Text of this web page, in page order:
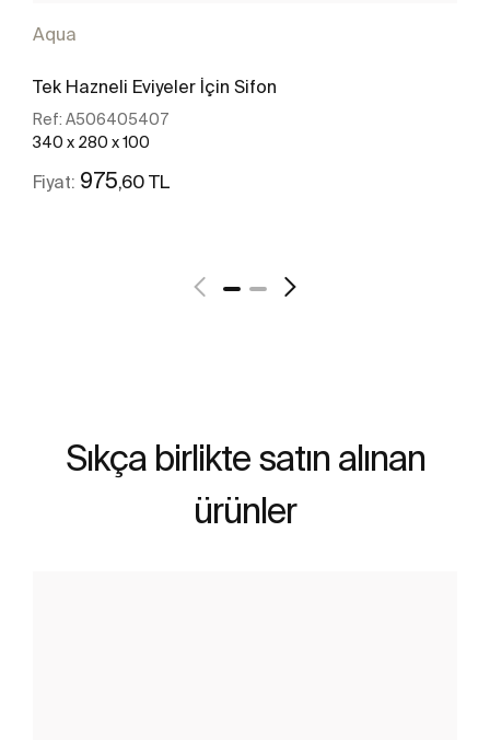
Aqua
Tek Hazneli Eviyeler İçin Sifon
Ref: A506405407
340 x 280 x 100
Fiyat: 975,60 TL
Sıkça birlikte satın alınan
ürünler